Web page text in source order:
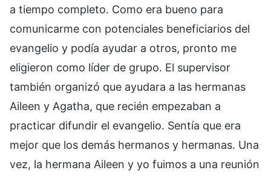
a tiempo completo. Como era bueno para
comunicarme con potenciales beneficiarios del
evangelio y podía ayudar a otros, pronto me
eligieron como líder de grupo. El supervisor
también organizó que ayudara a las hermanas
Aileen y Agatha, que recién empezaban a
practicar difundir el evangelio. Sentía que era
mejor que los demás hermanos y hermanas. Una
vez, la hermana Aileen y yo fuimos a una reunión